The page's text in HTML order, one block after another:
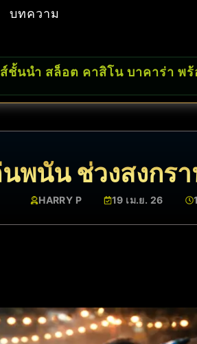
บทความ
ชั้นนำ สล็อต คาสิโน บาคาร่า พ
พนัน ช่วงสงกร
HARRY P 19 เม.ย. 26